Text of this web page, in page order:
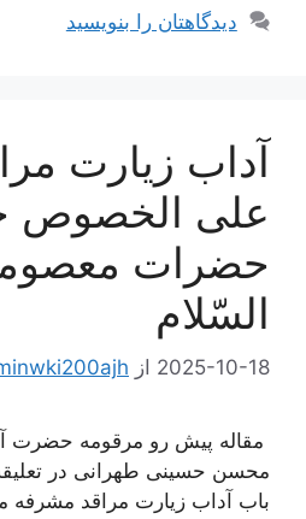
دیدگاهتان را بنویسید
آداب زیارت
علی الخصوص
حضرات
السّلام
2025-10-18 از
مقاله پیش رو مرقومه حضرت
محسن حسینی طهرانی در
باب آداب زیارت مراقد مشرفه